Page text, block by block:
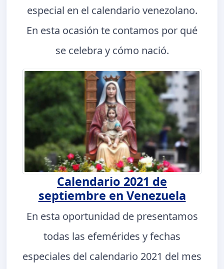
especial en el calendario venezolano.
En esta ocasión te contamos por qué
se celebra y cómo nació.
Calendario 2021 de
septiembre en Venezuela
En esta oportunidad de presentamos
todas las efemérides y fechas
especiales del calendario 2021 del mes